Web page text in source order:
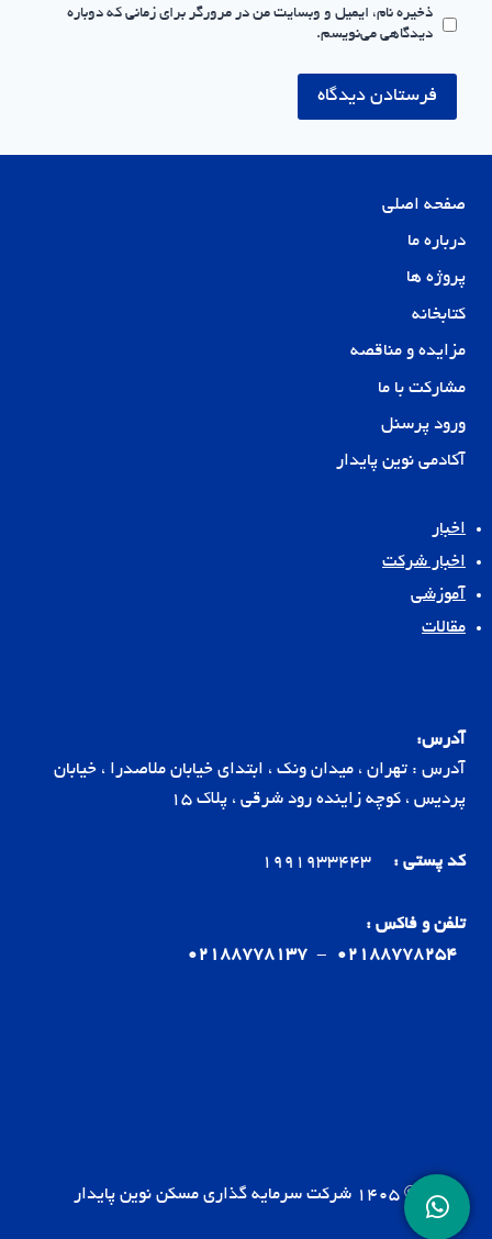
ذخیره نام، ایمیل و وبسایت من در مرورگر برای زمانی که دوباره
دیدگاهی می‌نویسم.
صفحه اصلی
درباره ما
پروژه ها
کتابخانه
مزایده و مناقصه
مشارکت با ما
ورود پرسنل
آکادمی نوین پایدار
اخبار
اخبار شرکت
آموزشی
مقالات
آدرس:
آدرس : تهران ، میدان ونک ، ابتدای خیابان ملاصدرا ، خیابان
پردیس ، کوچه زاینده رود شرقی ، پلاک 15
کد پستی :
تلفن و فاکس :
02188778254
-
02188778137
© 1405 شرکت سرمایه گذاری مسکن نوین پایدار